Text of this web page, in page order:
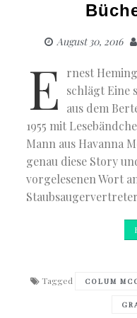
August 30, 2016
E
rnest
schlägt Eine
aus dem
1955 mit
Mann aus Havanna
genau diese Story
vorgelesenen Wort
Tagged COLUM